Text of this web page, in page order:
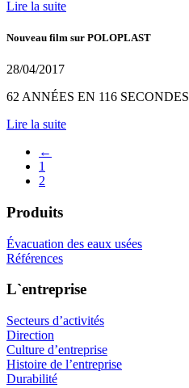
Lire la suite
Nouveau film sur POLOPLAST
28/04/2017
62 ANNÉES EN 116 SECONDES
Lire la suite
←
1
2
Produits
Évacuation des eaux usées
Références
L`entreprise
Secteurs d’activités
Direction
Culture d’entreprise
Histoire de l’entreprise
Durabilité